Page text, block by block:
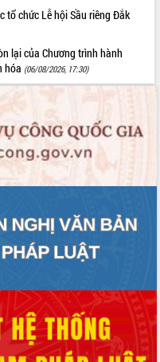
tổ chức Lễ hội Sầu riêng Đắk
lại của Chương trình hành
hóa (06/08/2026, 17:30)